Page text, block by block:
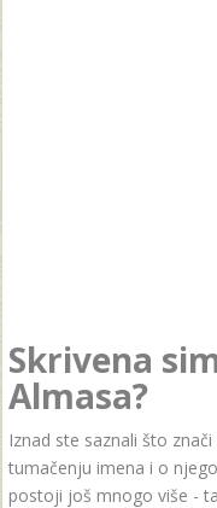
Skrivena
Almasa?
Iznad ste saznali što
tumačenju imena i o
postoji još mnogo više -